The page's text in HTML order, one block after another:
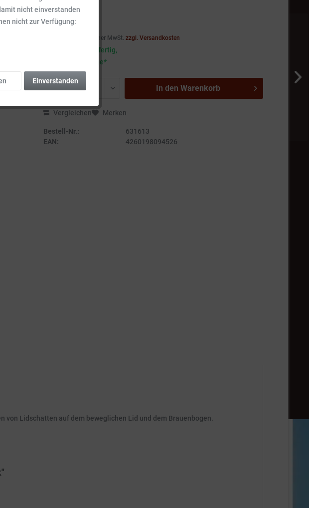
3,99 € *
Preise inkl. gesetzlicher MwSt.zzgl. Versandkosten
Sofort versandfertig,
Lieferzeit 3-5 Tage*
In den Warenkorb
Vergleichen Merken
Bestell-Nr.:
631613
EAN:
4260198094526
von Lidschatten auf dem beweglichen Lid und dem Brauenbogen.
nicht einverstanden
nicht zur Verfügung:
Einverstanden